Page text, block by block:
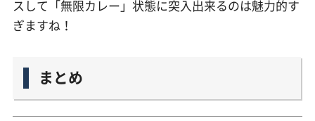
スして「無限カレー」状態に突入出来るのは魅力的す
ぎますね！
まとめ